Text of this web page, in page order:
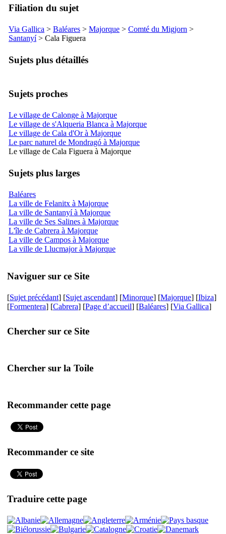
Filiation du sujet
Via Gallica > Baléares > Majorque > Comté du Migjorn >
Santanyí> Cala Figuera
Sujets plus détaillés
Sujets proches
Le village de Calonge à Majorque
Le village de s'Alqueria Blanca à Majorque
Le village de Cala d'Or à Majorque
Le parc naturel de Mondragó à Majorque
Le village de Cala Figuera à Majorque
Sujets plus larges
Baléares
La ville de Felanitx à Majorque
La ville de Santanyí à Majorque
La ville de Ses Salines à Majorque
L'île de Cabrera à Majorque
La ville de Campos à Majorque
La ville de Llucmajor à Majorque
Naviguer sur ce Site
[Sujet précédant] [Sujet ascendant] [Minorque] [Majorque] [Ibiza]
[Formentera] [Cabrera] [Page d’accueil] [Baléares] [Via Gallica]
Chercher sur ce Site
Chercher sur la Toile
Recommander cette page
Recommander ce site
Traduire cette page